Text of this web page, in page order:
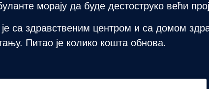
морају да буде дестоструко већи
је са здравственим центром и са домом
Питао је колико кошта обнова.